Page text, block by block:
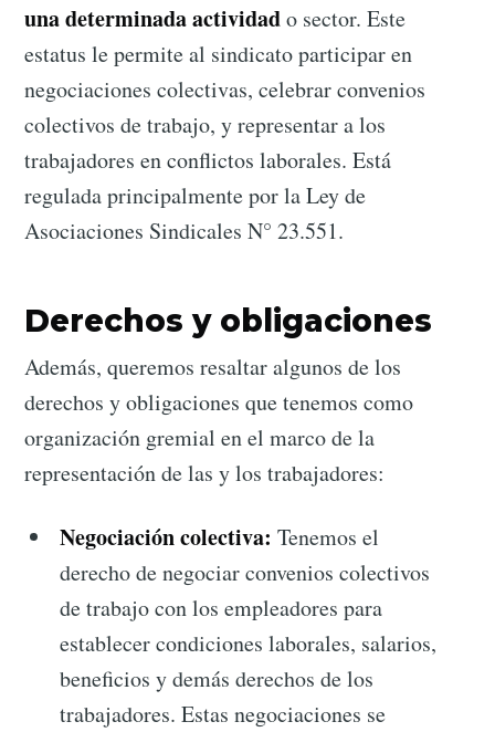
una determinada actividado sector. Este
estatus le permite al sindicato participar en
negociaciones colectivas, celebrar convenios
colectivos de trabajo, y representar a los
trabajadores en conflictos laborales. Está
regulada principalmente por la Ley de
Asociaciones Sindicales N° 23.551.
Derechos y obligaciones
Además, queremos resaltar algunos de los
derechos y obligaciones que tenemos como
organización gremial en el marco de la
representación de las y los trabajadores:
Negociación colectiva: Tenemos el
derecho de negociar convenios colectivos
de trabajo con los empleadores para
establecer condiciones laborales, salarios,
beneficios y demás derechos de los
trabajadores. Estas negociaciones se